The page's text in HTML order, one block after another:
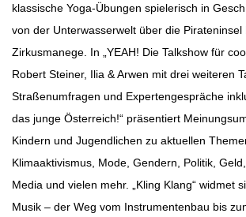
klassische Yoga-Übungen spielerisch in
von der Unterwasserwelt über die Pirateninsel
Zirkusmanege. In „YEAH! Die Talkshow für
Robert Steiner, Ilia & Arwen mit drei weiteren
Straßenumfragen und Expertengespräche
das junge Österreich!“ präsentiert
Kindern und Jugendlichen zu aktuellen
Klimaaktivismus, Mode, Gendern, Politik,
Media und vielen mehr. „Kling Klang“ widmet
Musik – der Weg vom Instrumentenbau bis